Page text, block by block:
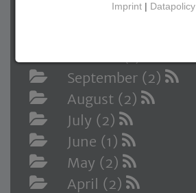
January (2)
September (2)
August (2)
July (2)
June (1)
May (2)
April (2)
Imprint | Datapolicy